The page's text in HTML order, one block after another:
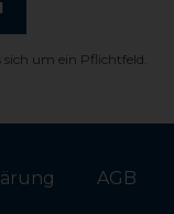
sich um ein Pflichtfeld.
AGB